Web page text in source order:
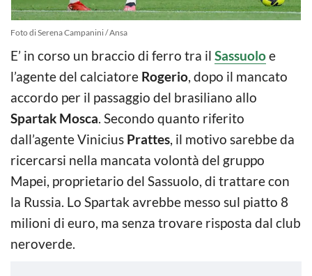
Foto di Serena Campanini / Ansa
E’ in corso un braccio di ferro tra il Sassuoloe
l’agente del calciatore Rogerio, dopo il mancato
accordo per il passaggio del brasiliano allo
Spartak Mosca. Secondo quanto riferito
dall’agente Vinicius Prattes, il motivo sarebbe da
ricercarsi nella mancata volontà del gruppo
Mapei, proprietario del Sassuolo, di trattare con
la Russia. Lo Spartak avrebbe messo sul piatto 8
milioni di euro, ma senza trovare risposta dal club
neroverde.